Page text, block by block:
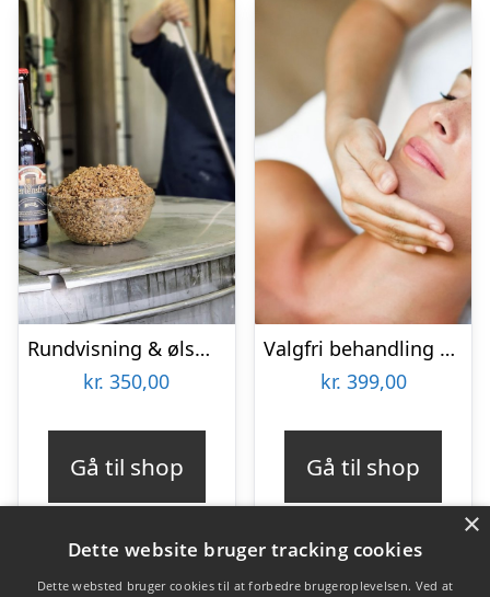
Rundvisning & ølsmagning hos Warwik Bryghus
kr. 350,00
Gå til shop
Valgfri behandling hos Lash Care
kr. 399,00
Gå til shop
×
Dette website bruger tracking cookies
Dette websted bruger cookies til at forbedre brugeroplevelsen. Ved at